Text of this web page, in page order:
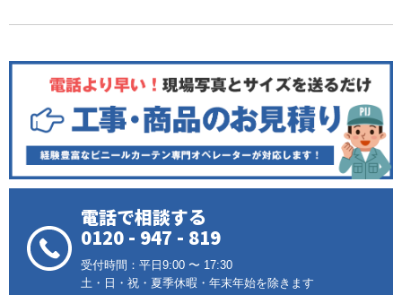
電話で相談する
0120 - 947 - 819
受付時間：平日9:00 〜 17:30
土・日・祝・夏季休暇・年末年始を除きます